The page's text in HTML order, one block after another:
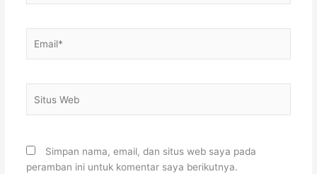
Web
Simpan nama, email, dan situs web saya pada
peramban ini untuk komentar saya berikutnya.